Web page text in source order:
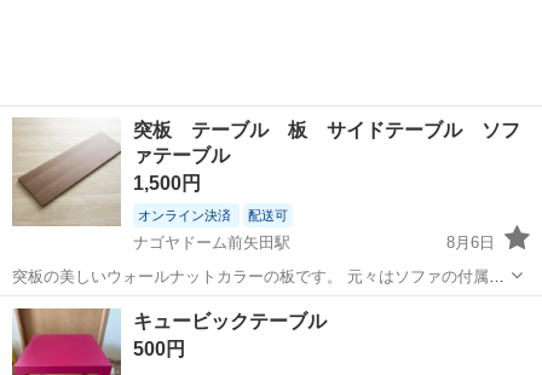
突板 テーブル 板 サイドテーブル ソフ
ァテーブル
1,500円
オンライン決済 配送可
ナゴヤドーム前矢田駅
8月6日
突板の美しいウォールナットカラーの板です。 元々はソファの付属部
品のテーブルです。 DIYにもいかがでしょうか。 ６枚在庫がありま
す。 販売は１枚の値段です。 ご希望枚数がありましたら、まとめて発
送しま...
愛知 名古屋市 ナゴヤドーム前矢田駅
キュービックテーブル
500円